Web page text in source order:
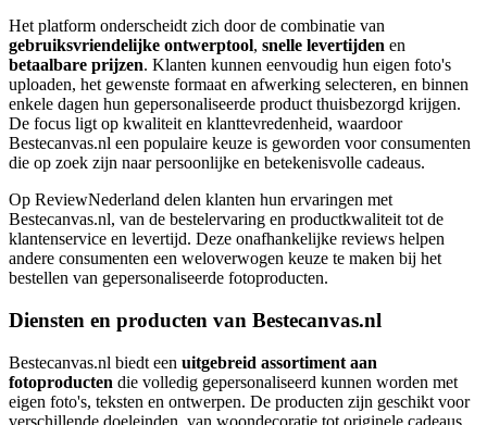
Het platform onderscheidt zich door de combinatie van
gebruiksvriendelijke ontwerptool, snelle levertijden en
betaalbare prijzen. Klanten kunnen eenvoudig hun eigen foto's
uploaden, het gewenste formaat en afwerking selecteren, en binnen
enkele dagen hun gepersonaliseerde product thuisbezorgd krijgen.
De focus ligt op kwaliteit en klanttevredenheid, waardoor
Bestecanvas.nl een populaire keuze is geworden voor consumenten
die op zoek zijn naar persoonlijke en betekenisvolle cadeaus.
Op ReviewNederland delen klanten hun ervaringen met
Bestecanvas.nl, van de bestelervaring en productkwaliteit tot de
klantenservice en levertijd. Deze onafhankelijke reviews helpen
andere consumenten een weloverwogen keuze te maken bij het
bestellen van gepersonaliseerde fotoproducten.
Diensten en producten van Bestecanvas.nl
Bestecanvas.nl biedt een uitgebreid assortiment aan
fotoproducten die volledig gepersonaliseerd kunnen worden met
eigen foto's, teksten en ontwerpen. De producten zijn geschikt voor
verschillende doeleinden, van woondecoratie tot originele cadeaus.